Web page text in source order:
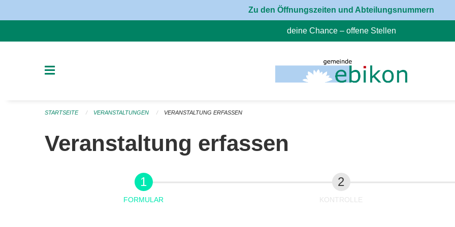
Zu den Öffnungszeiten und Abteilungsnummern
deine Chance – offene Stellen
STARTSEITE VERANSTALTUNGEN VERANSTALTUNG ERFASSEN
Veranstaltung erfassen
FORMULAR KONTROLLE